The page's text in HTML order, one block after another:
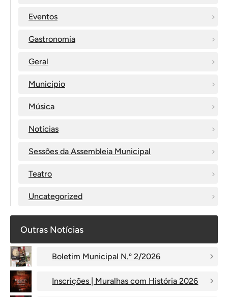
Eventos
Gastronomia
Geral
Municipio
Música
Notícias
Sessões da Assembleia Municipal
Teatro
Uncategorized
Outras Notícias
Boletim Municipal N.º 2/2026
Inscrições | Muralhas com História 2026